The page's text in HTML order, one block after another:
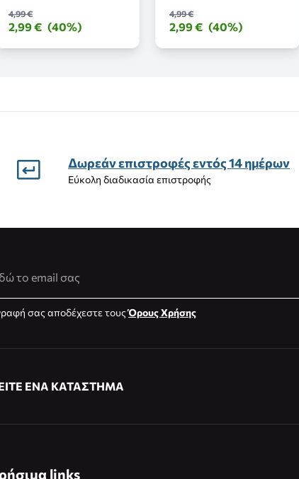
4,99 €
2,99 € (40%)
4,99 €
2,99 € (40%)
Δωρεάν επιστροφές εντός 14 ημέρων
Εύκολη διαδικασία επιστροφής
σας αποδέχεστε τουςΌρους Χρήσης
ΕΝΑ ΚΑΤΑΣΤΗΜΑ
links